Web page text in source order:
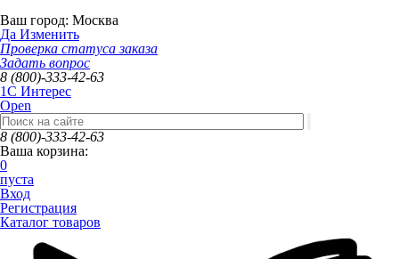
Ваш город: Москва
Да Изменить
Проверка статуса заказа
Задать вопрос
8 (800)-333-42-63
1C Интерес
Open
8 (800)-333-42-63
Ваша корзина:
0
пуста
Вход
Регистрация
Каталог товаров